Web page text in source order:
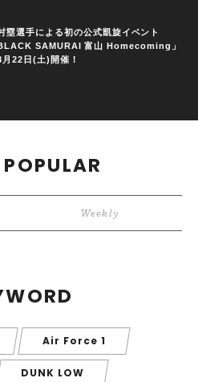
塁選手による初の公式凱旋イベント
BLACK SAMURAI 富山 Homecoming」
月22日(土)開催！
Weekly
Air Force 1
DUNK LOW